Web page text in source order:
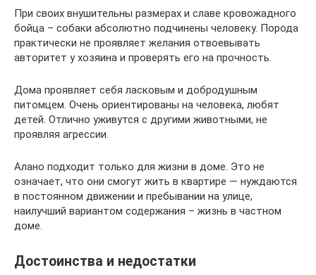
При своих внушительны размерах и славе кровожадного
бойца – собаки абсолютно подчинены человеку. Порода
практически не проявляет желания отвоевывать
авторитет у хозяина и проверять его на прочность.
Дома проявляет себя ласковым и добродушным
питомцем. Очень ориентированы на человека, любят
детей. Отлично уживутся с другими животными, не
проявляя агрессии.
Алано подходит только для жизни в доме. Это не
означает, что они смогут жить в квартире — нуждаются
в постоянном движении и пребывании на улице,
наилучший вариантом содержания – жизнь в частном
доме.
Достоинства и недостатки